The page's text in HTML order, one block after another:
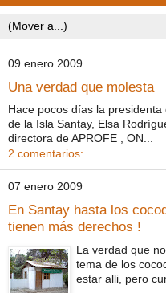
09 enero 2009
Una verdad que molesta
Hace pocos días la
de la Isla Santay, Elsa
directora de APROFE , ON...
2 comentarios:
07 enero 2009
En Santay hasta los
tienen más derechos !
La verdad que
tema de los
estar alli, pero